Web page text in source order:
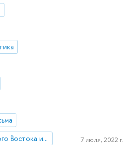
Институт классического Востока и античности
7 июля, 2022 г.